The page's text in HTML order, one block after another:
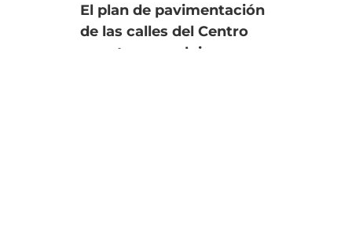
El plan de pavimentación
de las calles del Centro
apunta a concluir en